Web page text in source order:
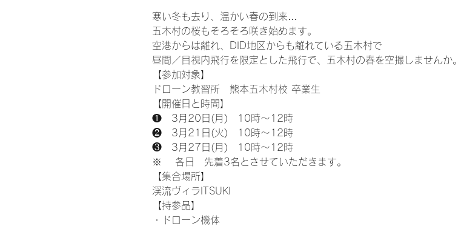
寒い冬も去り、温かい春の到来…
五木村の桜もそろそろ咲き始めます。
空港からは離れ、DID地区からも離れている五木村で
昼間／目視内飛行を限定とした飛行で、五木村の春を空撮しませんか。
【参加対象】
ドローン教習所　熊本五木村校 卒業生
【開催日と時間】
❶　3月20日(月)　10時～12時
❷　3月21日(火)　10時～12時
❸　3月27日(月)　10時～12時
※ 　各日　先着3名とさせていただきます。
【集合場所】
渓流ヴィラITSUKI
【持参品】
・ドローン機体